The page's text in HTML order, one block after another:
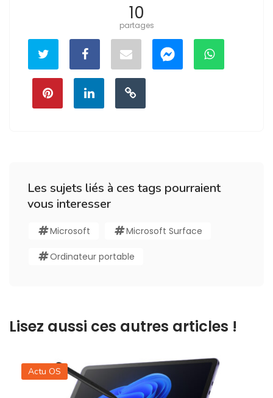
10
partages
Les sujets liés à ces tags pourraient
vous interesser
Microsoft Microsoft Surface
Ordinateur portable
Lisez aussi ces autres articles !
Actu OS